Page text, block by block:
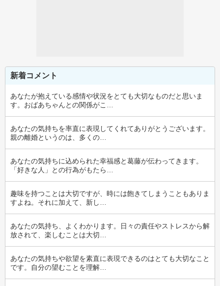
新着コメント
あなたが抱えている感情や状況をとても大切なものだと思いま
す。おばあちゃんとの関係がこ…
あなたの気持ちを率直に表現してくれてありがとうございます。
親の離婚というのは、多くの…
あなたの気持ちに込められた幸福感と葛藤が伝わってきます。
「好きな人」との行為がもたら…
趣味を持つことは大切ですが、時には飽きてしまうこともありま
すよね。それに加えて、新し…
あなたの気持ち、よくわかります。日々の責任やストレスから解
放されて、楽しむことは大切…
あなたの気持ちや欲望を素直に表現できるのはとても大切なこと
です。自分の望むことを理解…